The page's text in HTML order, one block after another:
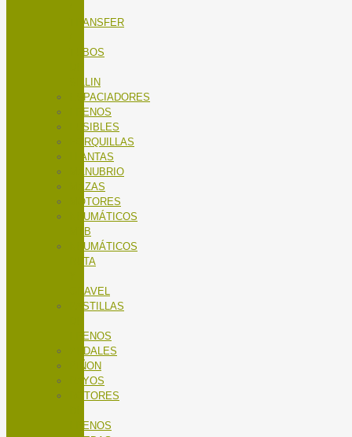
TRANSFER
TUBOS
SILLIN
ESPACIADORES
FRENOS
FUSIBLES
HORQUILLAS
LLANTAS
MANUBRIO
MAZAS
MOTORES
NEUMÁTICOS
MTB
NEUMÁTICOS
RUTA
GRAVEL
PASTILLAS
FRENOS
PEDALES
PIÑON
RAYOS
ROTORES
FRENOS